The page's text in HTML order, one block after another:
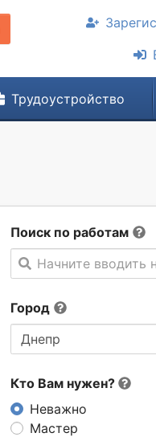
Трудоустройство
Поиск по работам
Начните вводить
Город
Днепр
Кто Вам нужен?
Неважно
Мастер